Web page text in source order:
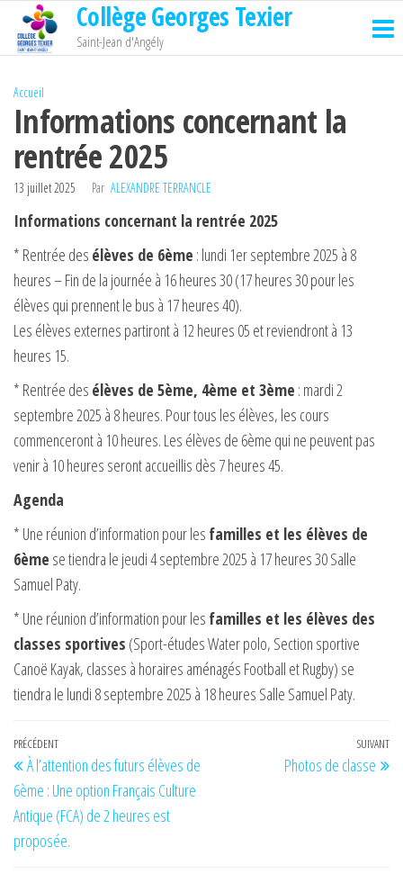
Passer
contenu
Collège Georges Texier
Saint-Jean d'Angély
Accueil
Informations concernant la
rentrée 2025
13 juillet 2025 Par ALEXANDRE TERRANCLE
Informations concernant la rentrée 2025
* Rentrée des élèves de 6ème : lundi 1er septembre 2025 à 8
heures – Fin de la journée à 16 heures 30 (17 heures 30 pour les
élèves qui prennent le bus à 17 heures 40).
Les élèves externes partiront à 12 heures 05 et reviendront à 13
heures 15.
* Rentrée des élèves de 5ème, 4ème et 3ème : mardi 2
septembre 2025 à 8 heures. Pour tous les élèves, les cours
commenceront à 10 heures. Les élèves de 6ème qui ne peuvent pas
venir à 10 heures seront accueillis dès 7 heures 45.
Agenda
* Une réunion d’information pour les familles et les élèves de
6ème se tiendra le jeudi 4 septembre 2025 à 17 heures 30 Salle
Samuel Paty.
* Une réunion d’information pour les familles et les élèves des
classes sportives (Sport-études Water polo, Section sportive
Canoë Kayak, classes à horaires aménagés Football et Rugby) se
tiendra le lundi 8 septembre 2025 à 18 heures Salle Samuel Paty.
Navigation
de
l’article
Article
précédent
PRÉCÉDENT
À l’attention des futurs élèves de
6ème : Une option Français Culture
Antique (FCA) de 2 heures est
proposée.
SUIVANT
Photos de classe